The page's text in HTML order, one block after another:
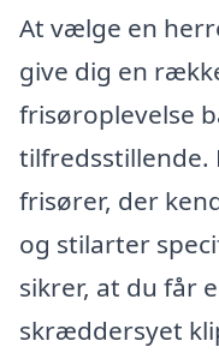
At vælge en
give dig en
frisøroplevelse
tilfredsstillende.
frisører, der
og stilarter
sikrer, at du får
skræddersyet